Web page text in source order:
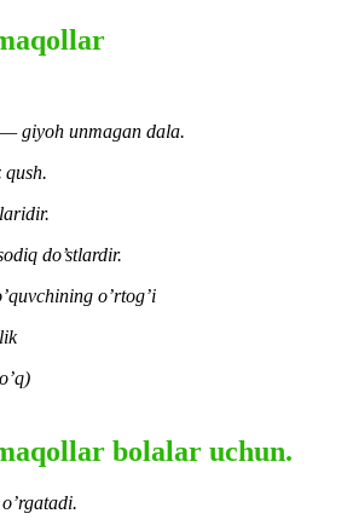
giyoh unmagan dala.
do’stlardir.
o’rtog’i
bolalar uchun.